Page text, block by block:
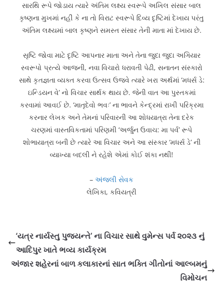
સારથિ રૂપે જોડાય ત્યારે અંતિમ લક્ષ્ય સ્વરૂપે અખિલ સંસાર બાલ
કૃષ્ણના મુખમાં નહીં કે ના તો વિરાટ સ્વરૂપે દિવ્ય દૃષ્ટિમાં દેખાય પરંતુ
અંતિમ લક્ષ્યમાં બાલ કૃષ્ણને સમસ્ત સંસાર તેની માતા માં દેખાય છે.
સૃષ્ટિ જોવા માટે દૃષ્ટિ આપનાર માતા અને તેના જુદા જુદા અગિયાર
સ્વરૂપો પ્રત્યે આજની, નવા વિચારો ધરાવતી પેઢી, સનાતન સંસ્કારો
સાથે કૃતજ્ઞતા વ્યક્ત કરવા ઉત્સવ ઉજવે ત્યારે ખરા અર્થમાં ‘મધર્સ ડે:
ઇન્ડિયન વે’ નો વિચાર સાર્થક થાય છે. જેની વાત આ પુસ્તકમાં
કરવામાં આવઈ છે. ‘માતૃદેવો ભવઃ’ ના ભાવને કેન્દ્રમાં રાખી પરિક્રમા
કરનાર લેખક અને તેમનાં પરિવારની આ શોધયાત્રા તેના દરેક
ચરણમાં વાસ્તવિકતામાં પરિણમી ‘અર્જુન ઉવાચ: મા પર્વ’ રૂપે
શોભાયાત્રા બની છે ત્યારે આ વિચાર અને આ સંસ્કાર ‘મધર્સ ડે’ ની
વ્યાખ્યા બદલી ને રહેશે એમાં કોઈ શંકા નથી!
– અંજલી સેવક
લેખિકા, કવિયત્રી
‘યત્ર નાર્યસ્તુ પુજ્યન્તે’ ના વિચાર સાથે વુમેન્સ પર્વ ૨૦૨૩ નું
આદિપુર ખાતે ભવ્ય કાર્યક્રમ
અંજાર શહેરનાં બાળ કલાકારનાં સાત ભક્તિ ગીતોનાં આલ્બમનું
વિમોચન